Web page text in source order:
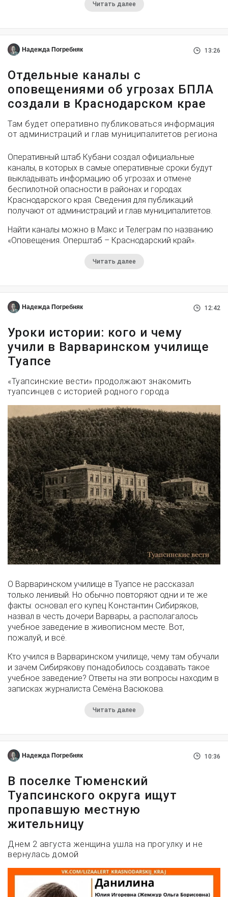
Читать далее
Надежда Погребняк 13:26
Отдельные каналы с
оповещениями об угрозах БПЛА
создали в Краснодарском крае
Там будет оперативно публиковаться информация
от администраций и глав муниципалитетов региона
Оперативный штаб Кубани создал официальные
каналы, в которых в самые оперативные сроки будут
выкладывать информацию об угрозах и отмене
беспилотной опасности в районах и городах
Краснодарского края. Сведения для публикаций
получают от администраций и глав муниципалитетов.
Найти каналы можно в Макс и Телеграм по названию
«Оповещения. Оперштаб – Краснодарский край».
Читать далее
Надежда Погребняк 12:42
Уроки истории: кого и чему
учили в Варваринском училище
Туапсе
«Туапсинские вести» продолжают знакомить
туапсинцев с историей родного города
О Варваринском училище в Туапсе не рассказал
только ленивый. Но обычно повторяют одни и те же
факты: основал его купец Константин Сибиряков,
назвал в честь дочери Варвары, а располагалось
учебное заведение в живописном месте. Вот,
пожалуй, и всё.
Кто учился в Варваринском училище, чему там обучали
и зачем Сибирякову понадобилось создавать такое
учебное заведение? Ответы на эти вопросы находим в
записках журналиста Семёна Васюкова.
Читать далее
Надежда Погребняк 10:36
В поселке Тюменский
Туапсинского округа ищут
пропавшую местную
жительницу
Днем 2 августа женщина ушла на прогулку и не
вернулась домой